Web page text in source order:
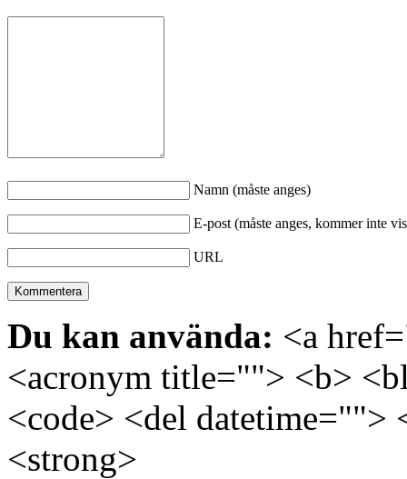
Namn (måste anges)
E-post (måste anges, kommer inte
URL
Du kan använda: <a
<acronym title=""> <b>
<code> <del
<strong>